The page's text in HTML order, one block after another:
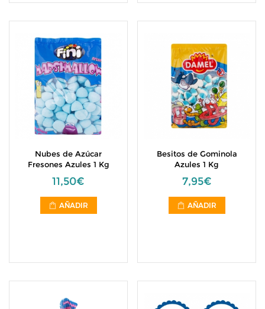
Nubes de Azúcar
Fresones Azules 1 Kg
11,50€
AÑADIR
Besitos de Gominola
Azules 1 Kg
7,95€
AÑADIR